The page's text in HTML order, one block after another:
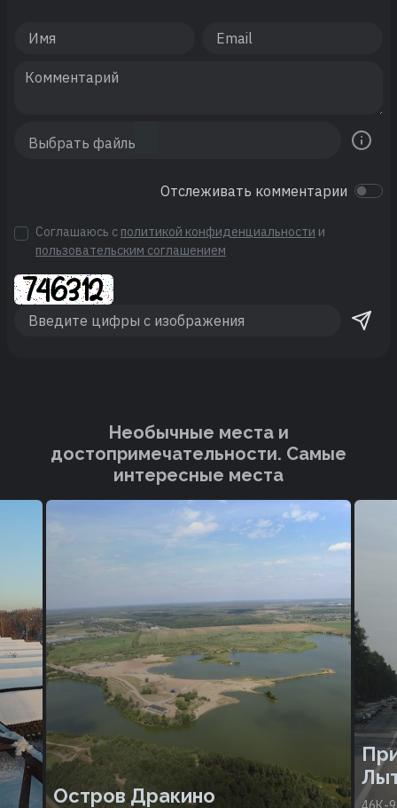
Отслеживать комментарии
Соглашаюсь с политикой конфиденциальности и
пользовательским соглашением
Необычные места и
достопримечательности. Cамые
интересные места
Остров Дракино